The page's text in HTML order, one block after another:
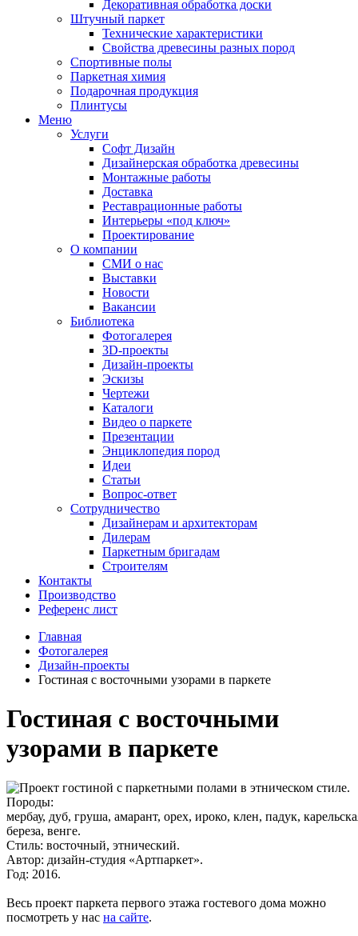
Декоративная обработка доски
Штучный паркет
Технические характеристики
Свойства древесины разных пород
Спортивные полы
Паркетная химия
Подарочная продукция
Плинтусы
Меню
Услуги
Софт Дизайн
Дизайнерская обработка древесины
Монтажные работы
Доставка
Реставрационные работы
Интерьеры «под ключ»
Проектирование
О компании
СМИ о нас
Выставки
Новости
Вакансии
Библиотека
Фотогалерея
3D-проекты
Дизайн-проекты
Эскизы
Чертежи
Каталоги
Видео о паркете
Презентации
Энциклопедия пород
Идеи
Статьи
Вопрос-ответ
Сотрудничество
Дизайнерам и архитекторам
Дилерам
Паркетным бригадам
Строителям
Контакты
Производство
Референс лист
Главная
Фотогалерея
Дизайн-проекты
Гостиная с восточными узорами в паркете
Гостиная с восточными
узорами в паркете
Породы:
мербау, дуб, груша, амарант, орех, ироко, клен, падук,
береза, венге.
Стиль: восточный, этнический.
Автор: дизайн-студия «Артпаркет».
Год: 2016.
Весь проект паркета первого этажа гостевого дома можно
посмотреть у нас на сайте.